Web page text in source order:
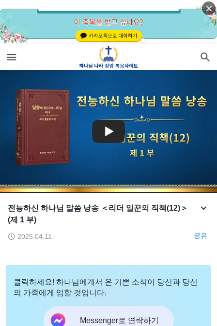
전능하신 하나님 말씀 낭송 ＜리더 일꾼의 직책(12)＞
(제 1 부)
2025.04.11 공유
클릭하세요! 하나님에게서 온 기쁜 소식이 당신과 당신
의 가족에게 임할 것입니다.
Messenger로 연락하기